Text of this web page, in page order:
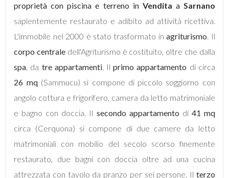
proprietà con piscina e terreno in Vendita a Sarnano
sapientemente restaurato e adibito ad attività ricettiva.
L'immobile nel 2000 è stato trasformato inagriturismo. Il
corpo centrale dell'Agriturismo è costituito, oltre che dalla
spa, da tre appartamenti. Ilprimo appartamento di circa
26 mq(Sammucu) si compone di piccolo soggiorno con
angolo cottura e frigorifero, camera da letto matrimoniale
e bagno con doccia. Il secondo appartamento di 41 mq
circa (Cerquona) si compone di due camere da letto
matrimoniali con mobilio del secolo scorso finemente
restaurato, due bagni con doccia oltre ad una cucina
attrezzata con tavolo da pranzo per sei persone. Il terzo
Totale
Locali
minimi